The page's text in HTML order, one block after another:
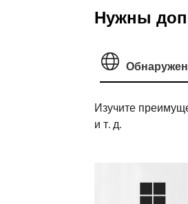
Нужны
Изучите
и т. д.